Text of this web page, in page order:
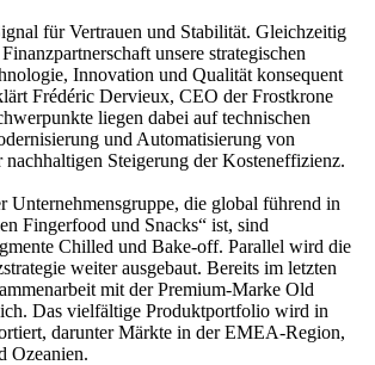
für Vertrauen und Stabilität. Gleichzeitig
unsere strategischen
Innovation und Qualität konsequent
Frédéric Dervieux, CEO der Frostkrone
liegen dabei auf technischen
und Automatisierung von
nachhaltigen Steigerung der Kosteneffizienz.
Unternehmensgruppe, die global führend in
Fingerfood und Snacks“ ist, sind
Chilled und Bake-off. Parallel wird die
weiter ausgebaut. Bereits im letzten
mit der Premium-Marke Old
Das vielfältige Produktportfolio wird in
darunter Märkte in der EMEA-Region,
Ozeanien.